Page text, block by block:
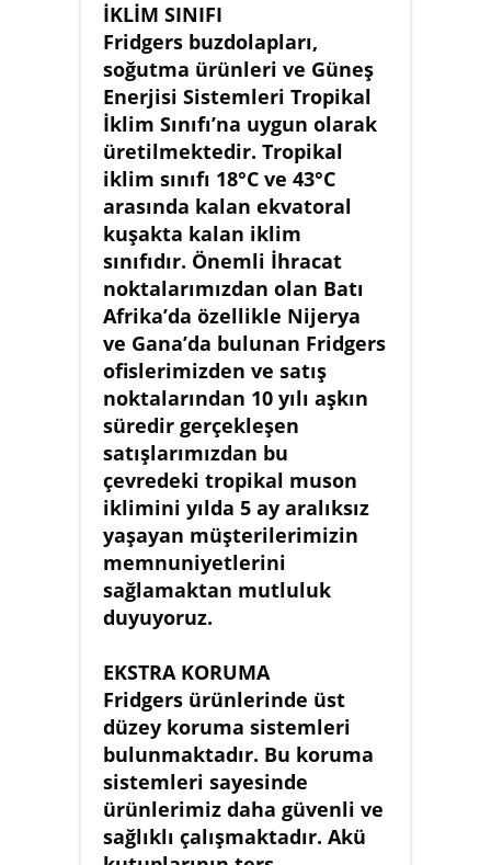
İKLİM SINIFI
Fridgers buzdolapları,
soğutma ürünleri ve Güneş
Enerjisi Sistemleri Tropikal
İklim Sınıfı’na uygun olarak
üretilmektedir. Tropikal
iklim sınıfı 18°C ve 43°C
arasında kalan ekvatoral
kuşakta kalan iklim
sınıfıdır. Önemli İhracat
noktalarımızdan olan Batı
Afrika’da özellikle Nijerya
ve Gana’da bulunan Fridgers
ofislerimizden ve satış
noktalarından 10 yılı aşkın
süredir gerçekleşen
satışlarımızdan bu
çevredeki tropikal muson
iklimini yılda 5 ay aralıksız
yaşayan müşterilerimizin
memnuniyetlerini
sağlamaktan mutluluk
duyuyoruz.
EKSTRA KORUMA
Fridgers ürünlerinde üst
düzey koruma sistemleri
bulunmaktadır. Bu koruma
sistemleri sayesinde
ürünlerimiz daha güvenli ve
sağlıklı çalışmaktadır. Akü